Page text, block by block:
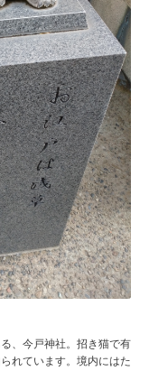
、今戸神社。招き猫で有
れています。境内にはた